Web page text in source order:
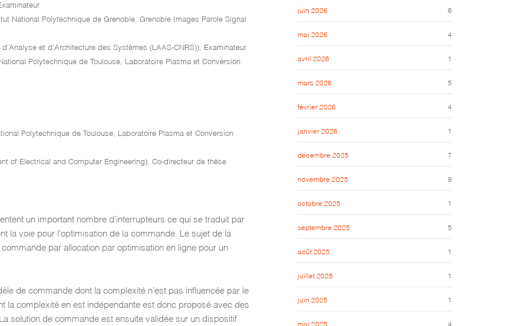
National Polytechnique de Grenoble, Grenoble Images Parole Signal
et d’Architecture des Systèmes (LAAS-CNRS)), Examinateur
Polytechnique de Toulouse, Laboratoire Plasma et Conversion
Polytechnique de Toulouse, Laboratoire Plasma et Conversion
of Electrical and Computer Engineering), Co-directeur de thèse
un important nombre d’interrupteurs ce qui se traduit par
la voie pour l’optimisation de la commande. Le sujet de la
par allocation par optimisation en ligne pour un
de commande dont la complexité n’est pas influencée par le
la complexité en est indépendante est donc proposé avec des
solution de commande est ensuite validée sur un dispositif
juin 2026 6
mai 2026 4
avril 2026 1
mars 2026 5
février 2026 4
janvier 2026 1
décembre 2025 7
novembre 2025 9
octobre 2025 1
septembre 2025 5
août 2025 1
juillet 2025 1
juin 2025 1
mai 2025 4